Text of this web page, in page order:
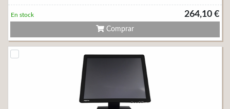
264,10 €
En stock
Comprar